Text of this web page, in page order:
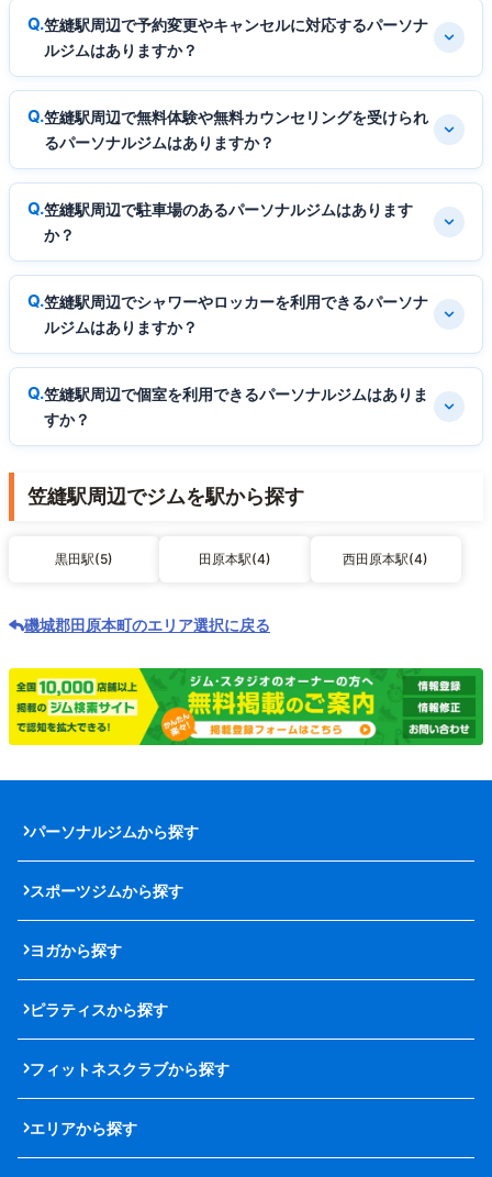
笠縫駅周辺で予約変更やキャンセルに対応するパーソナ
ルジムはありますか？
笠縫駅周辺で無料体験や無料カウンセリングを受けられ
るパーソナルジムはありますか？
笠縫駅周辺で駐車場のあるパーソナルジムはあります
か？
笠縫駅周辺でシャワーやロッカーを利用できるパーソナ
ルジムはありますか？
笠縫駅周辺で個室を利用できるパーソナルジムはありま
すか？
笠縫駅周辺でジムを駅から探す
黒田駅(5) 田原本駅(4) 西田原本駅(4)
磯城郡田原本町のエリア選択に戻る
パーソナルジムから探す
スポーツジムから探す
ヨガから探す
ピラティスから探す
フィットネスクラブから探す
エリアから探す